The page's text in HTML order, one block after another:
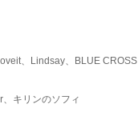
、Lindsay、BLUE CROSS
キリンのソフィ